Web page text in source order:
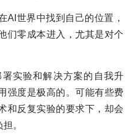
AI世界中找到自己的位置，
们零成本进入，尤其是对个
实验和解决方案的自我升
强度是极高的。可能有些费
和反复实验的要求下，却会
。